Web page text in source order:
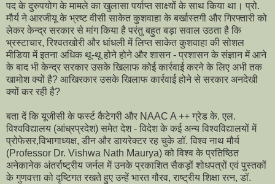
पद के दुरुपयोग के मामले का खुलासा पर्याप्त साक्ष्यों के साथ किया था। प्रो.
मौर्य ने आरजीयू के भ्रष्ट वीसी साकेत कुशवाहा के बर्खास्तगी और गिरफ्तारी को
लेकर केन्द्र सरकार से मांग किया है परंतु बहुत बड़ा सवाल उठता है कि
भ्रस्टाचार, रिश्वतखोरी और धांधली में लिप्त साकेत कुशवाहा की सोशल
मीडिया में इतना अधिक थू-थू होने होने और शासन - प्रशासन के संज्ञान में आने
के बाद भी केन्द्र सरकार उसके खिलाफ कोई कार्रवाई करने के लिए अभी तक
खामोश क्यों है? आखिरकार उसके खिलाफ कार्रवाई होने से सरकार अनदेखी
क्यों कर रही है?
बता दें कि यूजीसी के फर्स्ट कैटेगरी और NAAC A ++ ग्रेड के. एल.
विश्वविद्यालय (आंध्रप्रदेश) समेत देश - विदेश के कई अन्य विश्वविद्यालयों में
प्रोफेसर,विभागाध्यक्ष, डीन और डायरेक्टर रह चुके डॉ. विश्व नाथ मौर्य
(Professor Dr. Vishwa Nath Maurya) को विश्व के प्रतिष्ठित
अनेकानेक अंतर्राष्ट्रीय जर्नल में उनके प्रकाशित सैकड़ों शोधपत्रों एवं पुस्तकों
के गुणवत्ता को दृष्टिगत रखते हुए उन्हें भारत गौरव, राष्ट्रीय शिक्षा रत्न, डॉ.